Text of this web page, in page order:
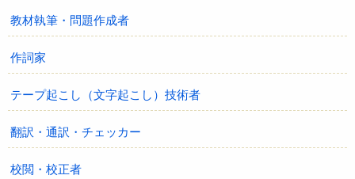
教材執筆・問題作成者
作詞家
テープ起こし（文字起こし）技術者
翻訳・通訳・チェッカー
校閲・校正者